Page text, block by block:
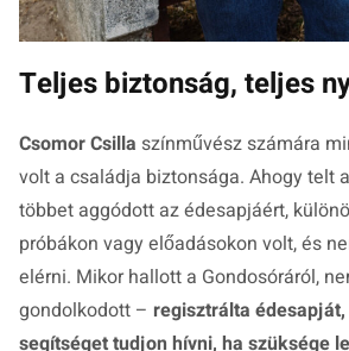
Teljes biztonság, teljes
Csomor Csilla színművész számára
volt a családja biztonsága. Ahogy telt
többet aggódott az édesapjáért,
próbákon vagy előadásokon volt, és
elérni. Mikor hallott a Gondosóráról,
gondolkodott – regisztrálta
segítséget tudjon hívni, ha szüksége